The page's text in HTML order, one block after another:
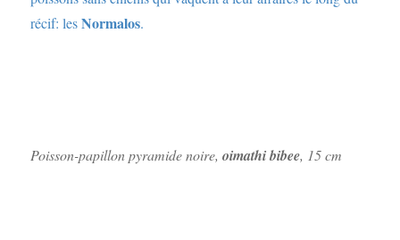
récif: lesNormalos.
Poisson-papillon pyramide noire,oimathi bibee, 15 cm